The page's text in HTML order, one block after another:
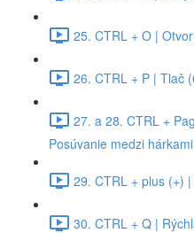
25. CTRL + O |
26. CTRL + P | Tlač
27. a 28. CTRL +
Posúvanie medzi
29. CTRL + plus (+)
30. CTRL + Q |